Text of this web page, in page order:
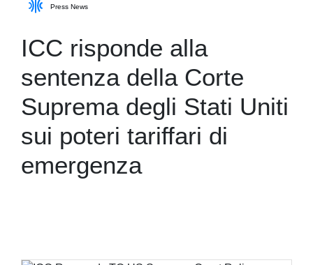
Press News
ICC risponde alla
sentenza della Corte
Suprema degli Stati Uniti
sui poteri tariffari di
emergenza